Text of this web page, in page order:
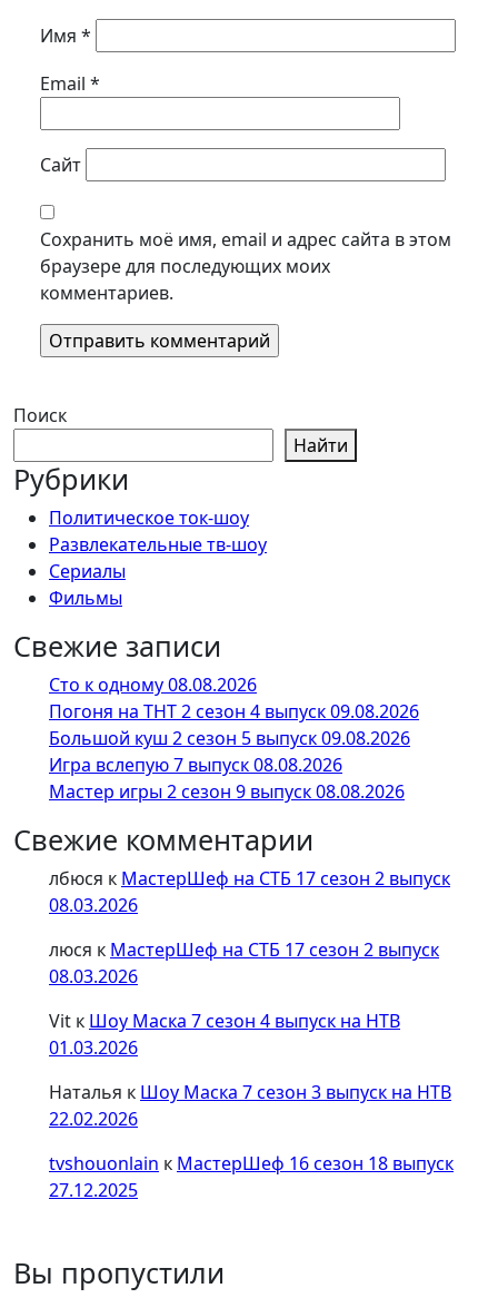
Имя *
Email *
Сайт
Сохранить моё имя, email и адрес сайта в этом
браузере для последующих моих
комментариев.
Поиск
Найти
Рубрики
Политическое ток-шоу
Развлекательные тв-шоу
Сериалы
Фильмы
Свежие записи
Сто к одному 08.08.2026
Погоня на ТНТ 2 сезон 4 выпуск 09.08.2026
Большой куш 2 сезон 5 выпуск 09.08.2026
Игра вслепую 7 выпуск 08.08.2026
Мастер игры 2 сезон 9 выпуск 08.08.2026
Свежие комментарии
лбюся к МастерШеф на СТБ 17 сезон 2 выпуск
08.03.2026
люся к МастерШеф на СТБ 17 сезон 2 выпуск
08.03.2026
Vit к Шоу Маска 7 сезон 4 выпуск на НТВ
01.03.2026
Наталья к Шоу Маска 7 сезон 3 выпуск на НТВ
22.02.2026
tvshouonlain к МастерШеф 16 сезон 18 выпуск
27.12.2025
Вы пропустили